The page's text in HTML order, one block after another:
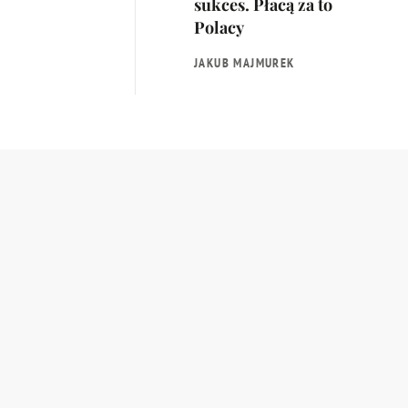
Polacy
JAKUB MAJMUREK